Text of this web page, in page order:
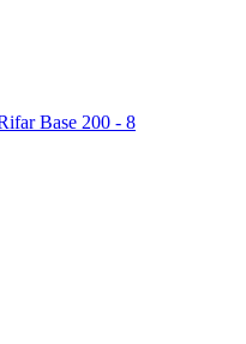
Base 200 - 8